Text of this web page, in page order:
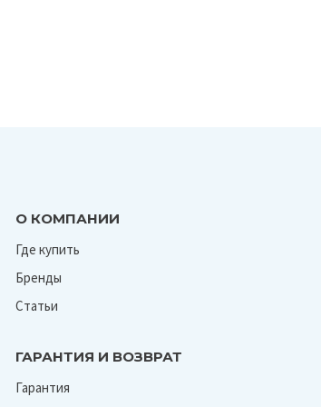
О КОМПАНИИ
Где купить
Бренды
Статьи
ГАРАНТИЯ И ВОЗВРАТ
Гарантия